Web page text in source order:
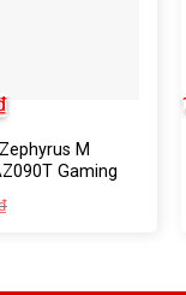
M
Gaming